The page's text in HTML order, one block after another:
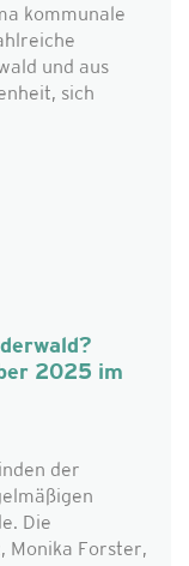
kommunale
und aus
sich
2025 im
der
Die
Monika Forster,